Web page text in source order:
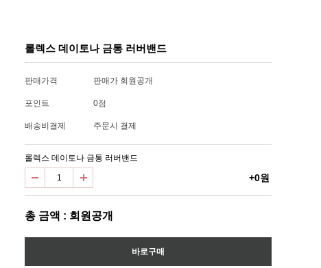
롤렉스 데이토나 금통 러버밴드
판매가격 판매가 회원공개
포인트 0점
배송비결제 주문시 결제
롤렉스 데이토나 금통 러버밴드
+0원
총 금액 : 회원공개